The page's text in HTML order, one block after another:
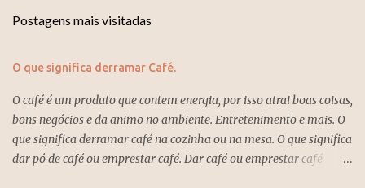
Postagens mais visitadas
O que significa derramar Café.
O café é um produto que contem energia, por isso atrai boas coisas,
bons negócios e da animo no ambiente. Entretenimento e mais. O
que significa derramar café na cozinha ou na mesa. O que significa
dar pó de café ou emprestar café. Dar café ou emprestar café